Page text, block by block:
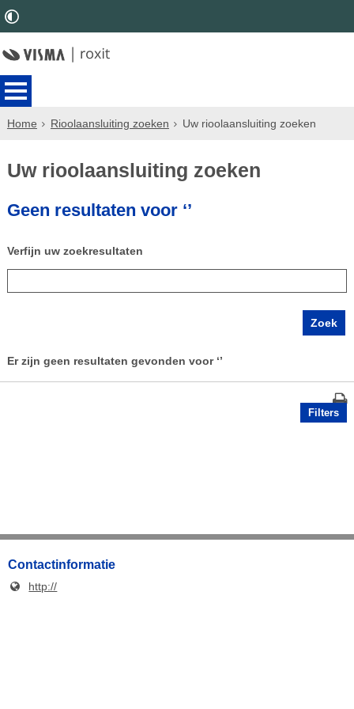
Home Rioolaansluiting zoeken Uw rioolaansluiting zoeken
Uw rioolaansluiting zoeken
Geen resultaten voor ‘’
Verfijn uw zoekresultaten
Er zijn geen resultaten gevonden voor ‘’
Filters
Contactinformatie
http://